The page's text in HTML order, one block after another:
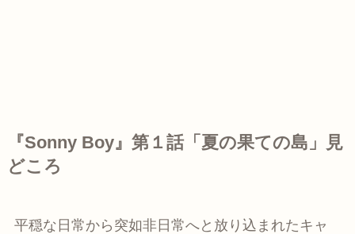
『Sonny Boy』第１話「夏の果ての島」見
どころ
平穏な日常から突如非日常へと放り込まれたキャ